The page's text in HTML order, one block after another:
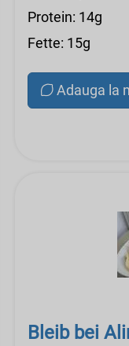
Protein: 14g
Fette: 15g
Adauga la
Bleib bei